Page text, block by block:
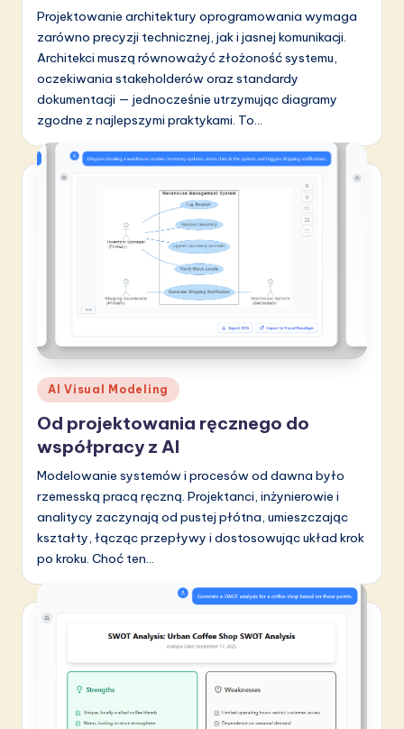
Projektowanie architektury oprogramowania wymaga
zarówno precyzji technicznej, jak i jasnej komunikacji.
Architekci muszą równoważyć złożoność systemu,
oczekiwania stakeholderów oraz standardy
dokumentacji — jednocześnie utrzymując diagramy
zgodne z najlepszymi praktykami. To…
Posted
in
AI Visual Modeling
Od projektowania ręcznego do
współpracy z AI
Modelowanie systemów i procesów od dawna było
rzemesską pracą ręczną. Projektanci, inżynierowie i
analitycy zaczynają od pustej płótna, umieszczając
kształty, łącząc przepływy i dostosowując układ krok
po kroku. Choć ten…